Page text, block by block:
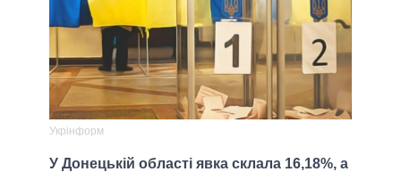
Укрінформ
У Донецькій області явка склала 16,18%, а